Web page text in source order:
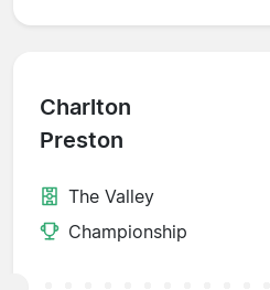
Charlton
Preston
The Valley
Championship